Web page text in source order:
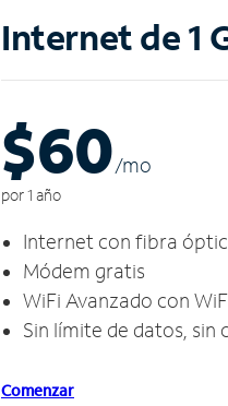
Internet de 1
$60/mo
por 1 año
Internet con fibra
Módem gratis
WiFi Avanzado con
Sin límite de datos, sin
Comenzar